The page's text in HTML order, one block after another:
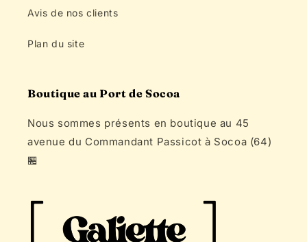
Avis de nos clients
Plan du site
Boutique au Port de Socoa
Nous sommes présents en boutique au 45
avenue du Commandant Passicot à Socoa (64)
🏪